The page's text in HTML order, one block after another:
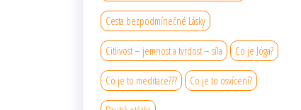
Cesta bezpodmínečné Lásky
Citlivost – jemnost a tvrdost – síla Co je Jóga?
Co je to meditace??? Co je to osvícení?